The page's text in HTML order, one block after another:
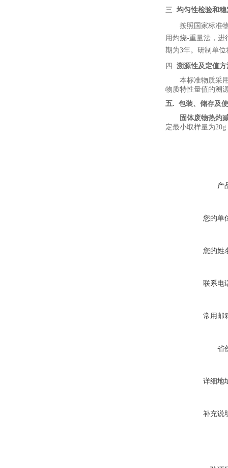
三. 均匀性检验和
按照 国家标准
用灼烧-重量法， 进
期为3年。研制单
四. 溯源性及定值方
本标准物质采
物质特性量值的溯
五. 包装、储存及
固体废物热灼
定最小取样量为20g
产
您的单
您的姓
联系电
常用邮
省
详细地
补充说